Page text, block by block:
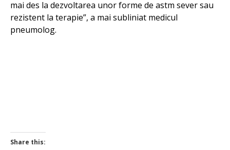
mai des la dezvoltarea unor forme de astm sever sau
rezistent la terapie”, a mai subliniat medicul
pneumolog.
Share this: